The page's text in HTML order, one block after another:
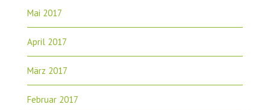
Mai 2017
April 2017
März 2017
Februar 2017